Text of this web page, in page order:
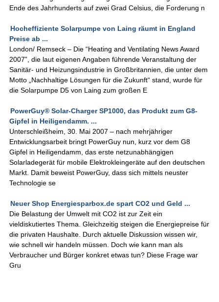
Ende des Jahrhunderts auf zwei Grad Celsius, die Forderung n
Hocheffiziente Solarpumpe von Laing räumt in England
Preise ab ...
London/ Remseck – Die “Heating and Ventilating News Award
2007”, die laut eigenen Angaben führende Veranstaltung der
Sanitär- und Heizungsindustrie in Großbritannien, die unter dem
Motto „Nachhaltige Lösungen für die Zukunft“ stand, wurde für
die Solarpumpe D5 von Laing zum großen E
PowerGuy® Solar-Charger SP1000, das Produkt zum G8-
Gipfel in Heiligendamm. ...
Unterschleißheim, 30. Mai 2007 – nach mehrjähriger
Entwicklungsarbeit bringt PowerGuy nun, kurz vor dem G8
Gipfel in Heiligendamm, das erste netzunabhängigen
Solarladegerät für mobile Elektrokleingeräte auf den deutschen
Markt. Damit beweist PowerGuy, dass sich mittels neuster
Technologie se
Neuer Shop Energiesparbox.de spart CO2 und Geld ...
Die Belastung der Umwelt mit CO2 ist zur Zeit ein
vieldiskutiertes Thema. Gleichzeitig steigen die Energiepreise für
die privaten Haushalte. Durch aktuelle Diskussion wissen wir,
wie schnell wir handeln müssen. Doch wie kann man als
Verbraucher und Bürger konkret etwas tun? Diese Frage war
Gru